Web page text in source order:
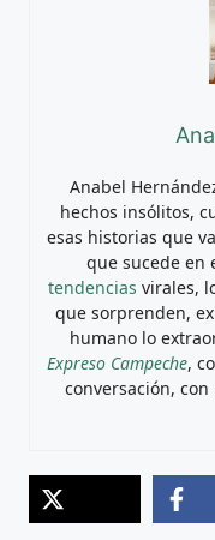
Anabel
hechos insólitos,
esas historias que
que sucede en
tendencias virales,
que sorprenden,
humano lo
Expreso Campeche,
conversación,